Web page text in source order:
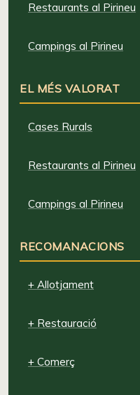
Restaurants al Pirineu
Campings al Pirineu
EL MÉS VALORAT
Cases Rurals
Restaurants al Pirineu
Campings al Pirineu
RECOMANACIONS
+ Allotjament
+ Restauració
+ Comerç